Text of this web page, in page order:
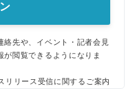
絡先や、イベント・記者会見
閲覧できるようになりま
リリース受信に関するご案内